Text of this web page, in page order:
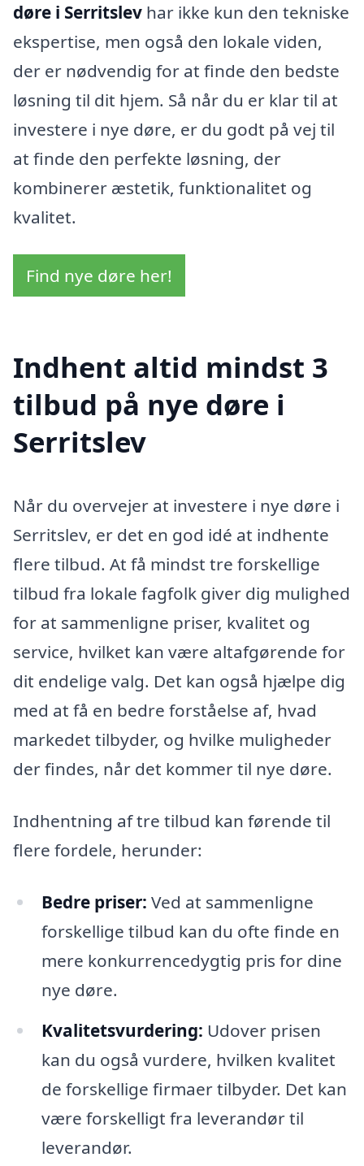
døre i Serritslev har ikke kun den tekniske
ekspertise, men også den lokale viden,
der er nødvendig for at finde den bedste
løsning til dit hjem. Så når du er klar til at
investere i nye døre, er du godt på vej til
at finde den perfekte løsning, der
kombinerer æstetik, funktionalitet og
kvalitet.
Find nye døre her!
Indhent altid mindst 3
tilbud på nye døre i
Serritslev
Når du overvejer at investere i nye døre i
Serritslev, er det en god idé at indhente
flere tilbud. At få mindst tre forskellige
tilbud fra lokale fagfolk giver dig mulighed
for at sammenligne priser, kvalitet og
service, hvilket kan være altafgørende for
dit endelige valg. Det kan også hjælpe dig
med at få en bedre forståelse af, hvad
markedet tilbyder, og hvilke muligheder
der findes, når det kommer til nye døre.
Indhentning af tre tilbud kan førende til
flere fordele, herunder:
Bedre priser: Ved at sammenligne
forskellige tilbud kan du ofte finde en
mere konkurrencedygtig pris for dine
nye døre.
Kvalitetsvurdering: Udover prisen
kan du også vurdere, hvilken kvalitet
de forskellige firmaer tilbyder. Det kan
være forskelligt fra leverandør til
leverandør.